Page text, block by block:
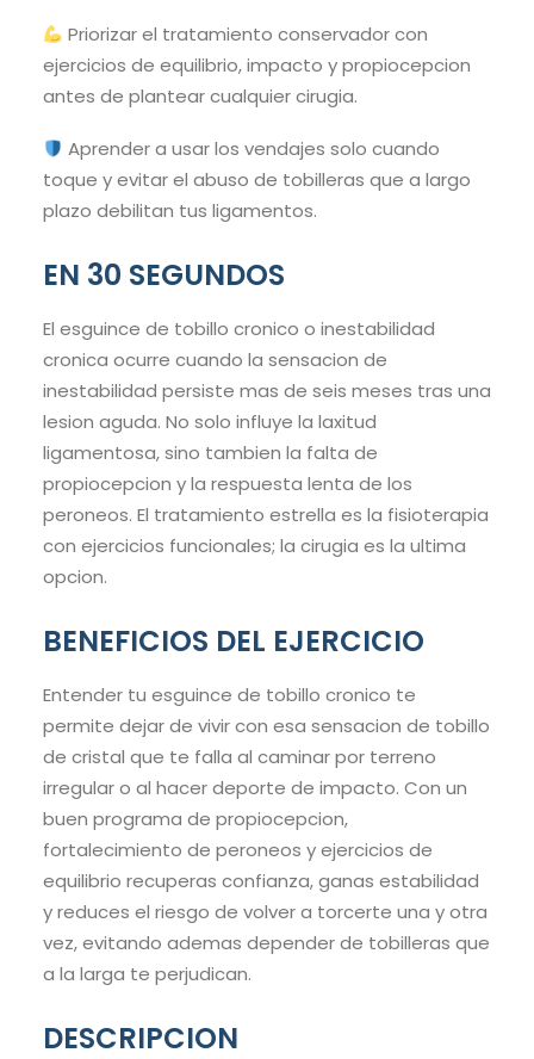
Priorizar el tratamiento conservador con
ejercicios de equilibrio, impacto y propiocepcion
antes de plantear cualquier cirugia.
Aprender a usar los vendajes solo cuando
toque y evitar el abuso de tobilleras que a largo
plazo debilitan tus ligamentos.
EN 30 SEGUNDOS
El esguince de tobillo cronico o inestabilidad
cronica ocurre cuando la sensacion de
inestabilidad persiste mas de seis meses tras una
lesion aguda. No solo influye la laxitud
ligamentosa, sino tambien la falta de
propiocepcion y la respuesta lenta de los
peroneos. El tratamiento estrella es la fisioterapia
con ejercicios funcionales; la cirugia es la ultima
opcion.
BENEFICIOS DEL EJERCICIO
Entender tu esguince de tobillo cronico te
permite dejar de vivir con esa sensacion de tobillo
de cristal que te falla al caminar por terreno
irregular o al hacer deporte de impacto. Con un
buen programa de propiocepcion,
fortalecimiento de peroneos y ejercicios de
equilibrio recuperas confianza, ganas estabilidad
y reduces el riesgo de volver a torcerte una y otra
vez, evitando ademas depender de tobilleras que
a la larga te perjudican.
DESCRIPCION